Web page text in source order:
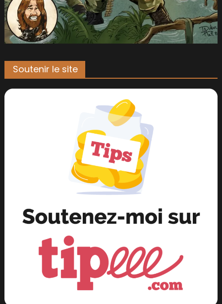
Soutenir le site